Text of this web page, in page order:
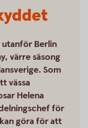
utanför Berlin
värre säsong
Som
vässa
Helena
för
göra för att